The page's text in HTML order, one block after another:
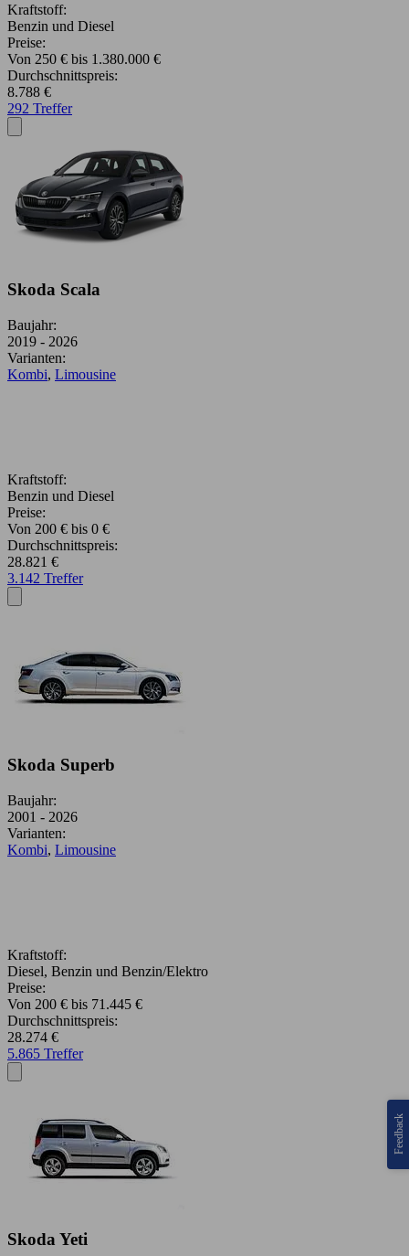
Kraftstoff:
Benzin und Diesel
Preise:
Von 250 € bis 1.380.000 €
Durchschnittspreis:
8.788 €
292 Treffer
Skoda Scala
Baujahr:
2019 - 2026
Varianten:
Kombi, Limousine
Kraftstoff:
Benzin und Diesel
Preise:
Von 200 € bis 0 €
Durchschnittspreis:
28.821 €
3.142 Treffer
Skoda Superb
Baujahr:
2001 - 2026
Varianten:
Kombi, Limousine
Kraftstoff:
Diesel, Benzin und Benzin/Elektro
Preise:
Von 200 € bis 71.445 €
Durchschnittspreis:
28.274 €
5.865 Treffer
Skoda Yeti
Feedback